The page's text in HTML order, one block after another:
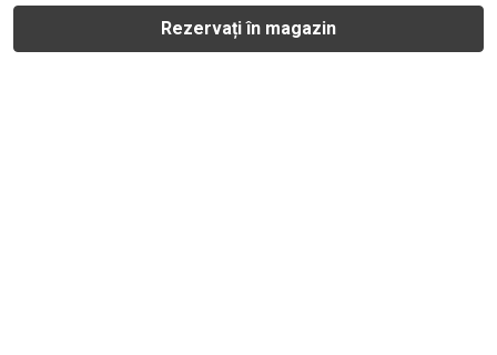
Rezervați în magazin